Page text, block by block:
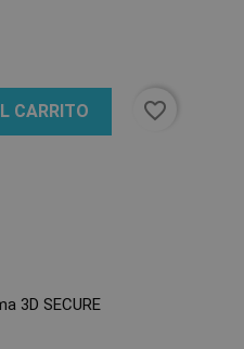
CARRITO favorite_border
3D SECURE